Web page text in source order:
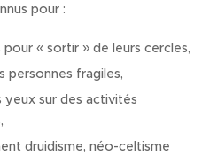
pour :
« sortir » de leurs cercles,
personnes fragiles,
sur des activités
druidisme, néo-celtisme